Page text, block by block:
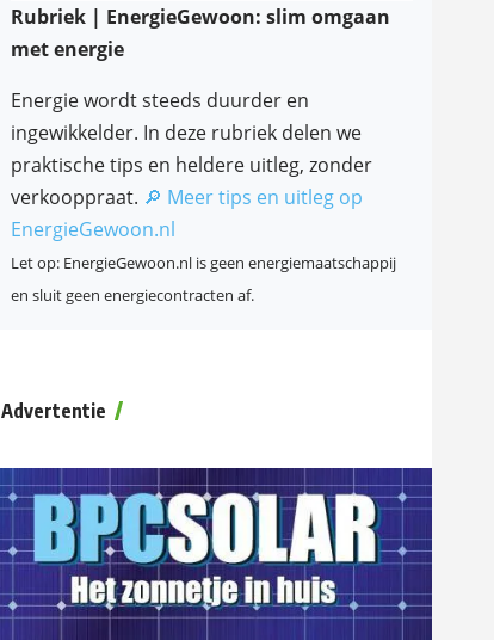
Rubriek | EnergieGewoon: slim omgaan
met energie
Energie wordt steeds duurder en
ingewikkelder. In deze rubriek delen we
praktische tips en heldere uitleg, zonder
verkooppraat. 🔎 Meer tips en uitleg op
EnergieGewoon.nl
Let op: EnergieGewoon.nl is geen energiemaatschappij
en sluit geen energiecontracten af.
Advertentie